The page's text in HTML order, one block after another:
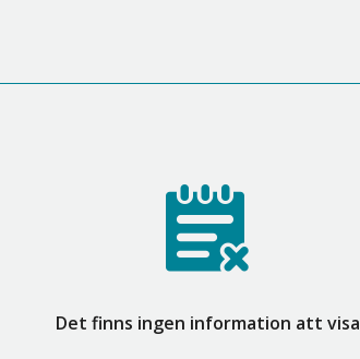
Det finns ingen information att visa